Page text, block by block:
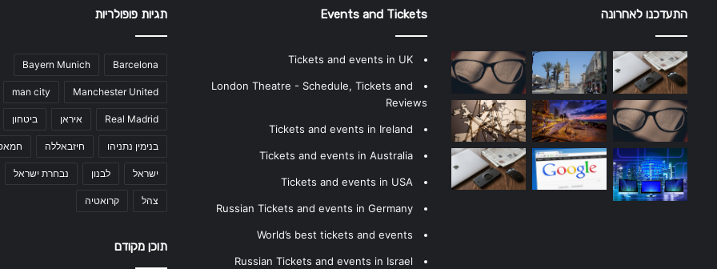
התעדכנו לאחרונה Events and Tickets
Tickets and events in UK
London Theatre - Schedule, Tickets and
Reviews
Tickets and events in Ireland
Tickets and events in Australia
Tickets and events in USA
Russian Tickets and events in Germany
World’s best tickets and events
Russian Tickets and events in Israel
תגיות פופולריות
Barcelona
Bayern Munich
Manchester United
man city
Real Madrid איראן ביטחון
בנימין נתניהו חיזבאללה
ישראל לבנון נבחרת ישראל
צהל קרואטיה
תוכן מקודם